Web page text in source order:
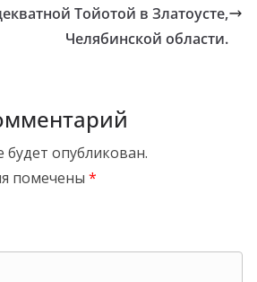
Тойотой в Златоусте,
Челябинской области.
опубликован.
помечены *